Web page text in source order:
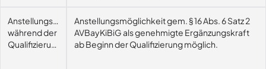
Anstellungsmöglichkeit
während der
Qualifizierung
Anstellungsmöglichkeit gem. § 16 Abs. 6 Satz 2
AVBayKiBiG als genehmigte Ergänzungskraft
ab Beginn der Qualifizierung möglich.